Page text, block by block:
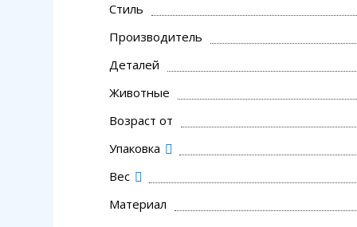
Стиль
Производитель
Деталей
Животные
Возраст от
Упаковка
Вес
Материал